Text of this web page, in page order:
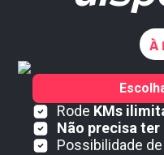
À
Rode KMs
Não precisa ter
Possibilidade de